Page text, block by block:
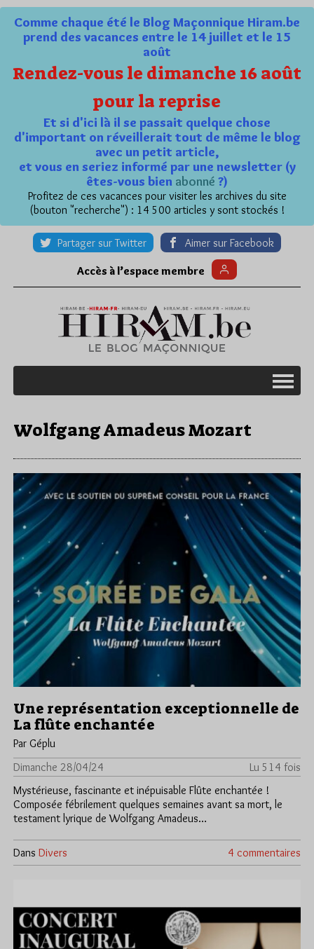
Comme chaque été le Blog Maçonnique Hiram.be
prend des vacances entre le 14 juillet et le 15
août
Rendez-vous le dimanche 16 août
pour la reprise
Et si d'ici là il se passait quelque chose
d'important on réveillerait tout de même le blog
avec un petit article,
et vous en seriez informé par une newsletter (y
êtes-vous bien abonné ?)
Profitez de ces vacances pour visiter les archives du site
(bouton "recherche") : 14 500 articles y sont stockés !
Partager sur Twitter Aimer sur Facebook
Accès à l’espace membre
Wolfgang Amadeus Mozart
Une représentation exceptionnelle de
La flûte enchantée
Par Géplu
Dimanche 28/04/24
Lu 514 fois
Mystérieuse, fascinante et inépuisable Flûte enchantée !
Composée fébrilement quelques semaines avant sa mort, le
testament lyrique de Wolfgang Amadeus…
Dans Divers 4 commentaires